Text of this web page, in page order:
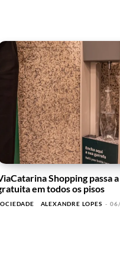
Shopping passa
em todos os pisos
ALEXANDRE LOPES -